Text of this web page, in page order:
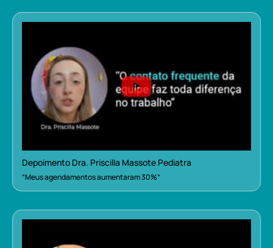
Depoimento Dra. Priscilla Massote Pediatra
“Meus agendamentos aumentaram 30%”